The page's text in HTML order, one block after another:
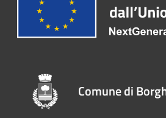
Comune di